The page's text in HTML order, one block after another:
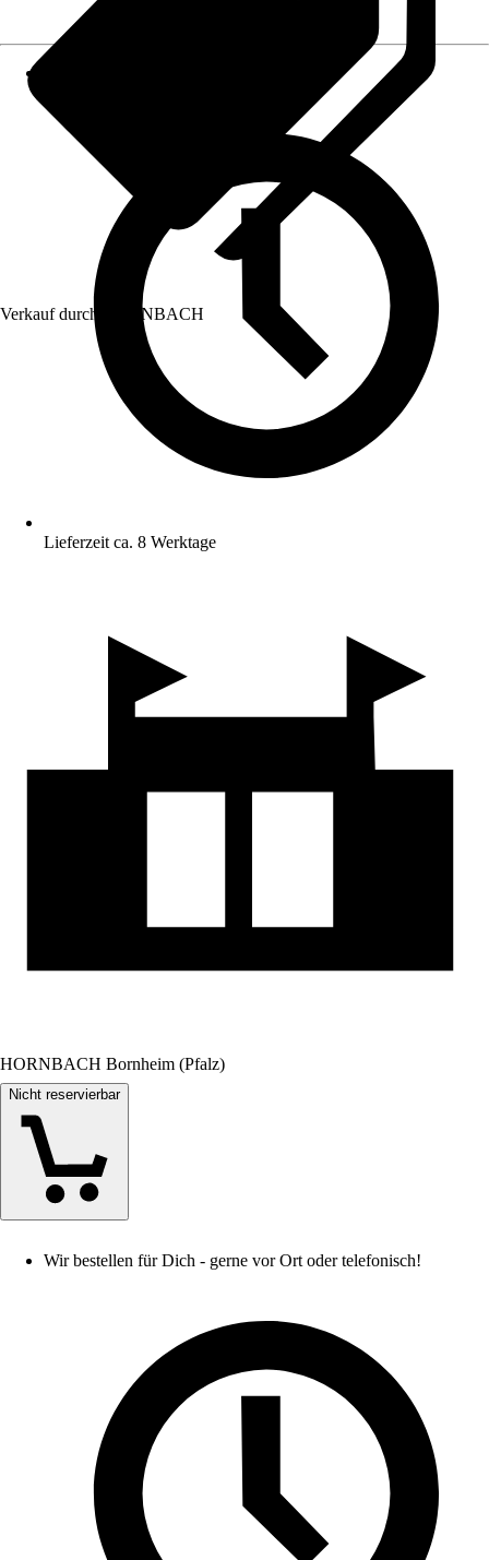
Verkauf durch: HORNBACH
Lieferzeit ca. 8 Werktage
HORNBACH Bornheim (Pfalz)
Nicht reservierbar
Wir bestellen für Dich - gerne vor Ort oder telefonisch!